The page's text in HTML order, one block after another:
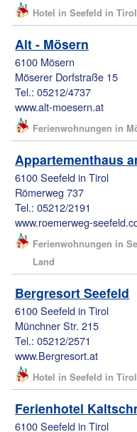
Hotel in Seefeld in
Alt - Mösern
6100 Mösern
Möserer Dorfstraße 15
Tel.: 05212/4737
www.alt-moesern.at
Ferienwohnungen in
Appartementhaus
6100 Seefeld in Tirol
Römerweg 737
Tel.: 05212/2191
www.roemerweg-
Ferienwohnungen in
Land
Bergresort Seefeld
6100 Seefeld in Tirol
Münchner Str. 215
Tel.: 05212/2571
www.Bergresort.at
Hotel in Seefeld in
Ferienhotel
6100 Seefeld in Tirol